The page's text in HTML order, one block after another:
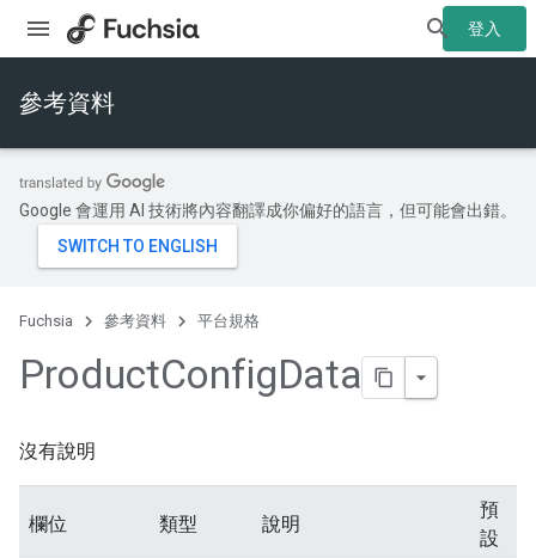
登入
參考資料
Google 會運用 AI 技術將內容翻譯成你偏好的語言，但可能會出錯。
Fuchsia 參考資料 平台規格
ProductConfigData
沒有說明
欄位 類型 說明
預
設